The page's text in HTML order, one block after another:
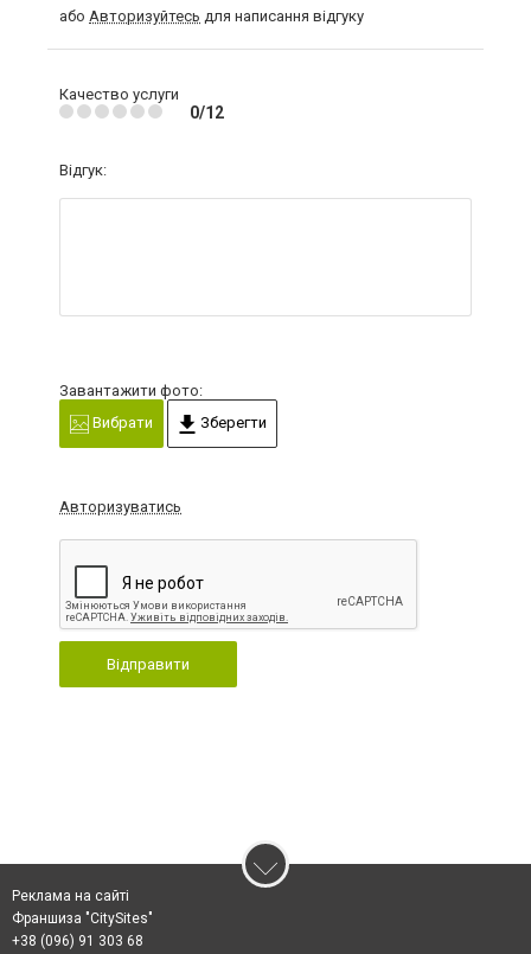
або Авторизуйтесь для написання відгуку
Качество услуги
0/12
Відгук:
Завантажити фото:
Вибрати
Зберегти
Авторизуватись
Відправити
Реклама на сайті
Франшиза "CitySites"
+38 (096) 91 303 68